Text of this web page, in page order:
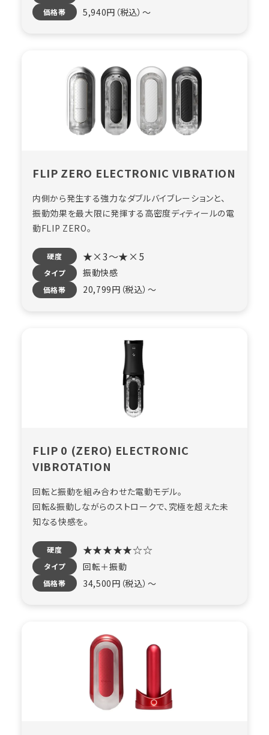
価格帯 5,940円（税込）〜
FLIP ZERO ELECTRONIC VIBRATION
内側から発生する強力なダブルバイブレーションと、
振動効果を最大限に発揮する高密度ディティールの電
動FLIP ZERO。
硬度 ★×3～★×5
タイプ 振動快感
価格帯 20,799円（税込）〜
FLIP 0 (ZERO) ELECTRONIC
VIBROTATION
回転と振動を組み合わせた電動モデル。
回転&振動しながらのストロークで、究極を超えた未
知なる快感を。
硬度 ★★★★★☆☆
タイプ 回転＋振動
価格帯 34,500円（税込）〜